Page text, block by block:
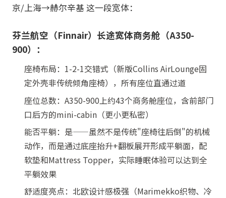
京/上海→赫尔辛基 这一段宽体：
芬兰航空（Finnair）长途宽体商务舱（A350-
900）：
座椅布局：1-2-1交错式（新版Collins AirLounge固
定外壳非传统倾角座椅），所有座位直通过道
座位总数：A350-900上约43个商务舱座位，含前部门
口后方的mini-cabin（更小更私密）
能否平躺：是——虽然不是传统"座椅往后倒"的机械
动作，而是通过底座抬升+翻板展开形成平躺面，配
软垫和Mattress Topper，实际睡眠体验可以达到全
平躺效果
舒适度亮点：北欧设计感极强（Marimekko织物、冷